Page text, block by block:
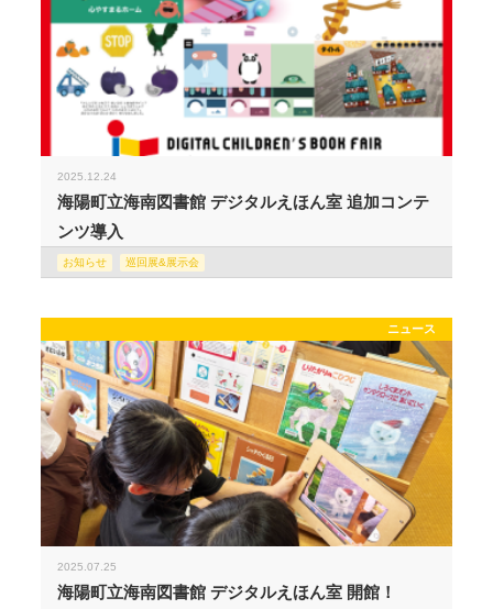
2025.12.24
海陽町立海南図書館 デジタルえほん室 追加コンテ
ンツ導入
お知らせ 巡回展&展示会
ニュース
2025.07.25
海陽町立海南図書館 デジタルえほん室 開館！